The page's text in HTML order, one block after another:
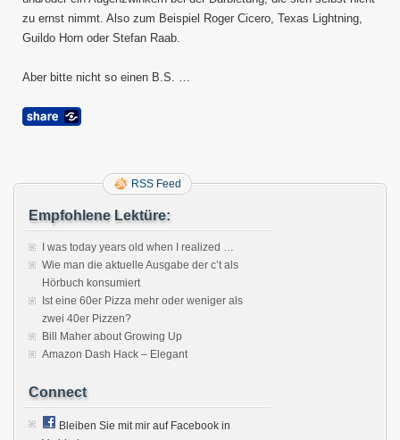
zu ernst nimmt. Also zum Beispiel Roger Cicero, Texas Lightning,
Guildo Horn oder Stefan Raab.
Aber bitte nicht so einen B.S. …
RSS Feed
Empfohlene Lektüre:
I was today years old when I realized …
Wie man die aktuelle Ausgabe der c’t als
Hörbuch konsumiert
Ist eine 60er Pizza mehr oder weniger als
zwei 40er Pizzen?
Bill Maher about Growing Up
Amazon Dash Hack – Elegant
Connect
Bleiben Sie mit mir auf Facebook in